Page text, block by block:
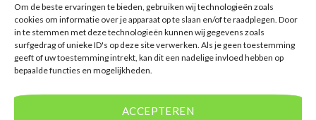
Om de beste ervaringen te bieden, gebruiken wij technologieën zoals
cookies om informatie over je apparaat op te slaan en/of te raadplegen. Door
in te stemmen met deze technologieën kunnen wij gegevens zoals
surfgedrag of unieke ID's op deze site verwerken. Als je geen toestemming
geeft of uw toestemming intrekt, kan dit een nadelige invloed hebben op
bepaalde functies en mogelijkheden.
ACCEPTEREN
Tim Beukers /Tilburg